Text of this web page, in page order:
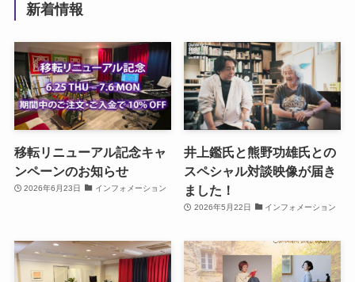
新着情報
移転リニューアル記念キャ
ンペーンのお知らせ
2026年6月23日 インフォメーション
井上鑑氏と熊野功雄氏との
スペシャル対談映像が届き
ました！
2026年5月22日 インフォメーション